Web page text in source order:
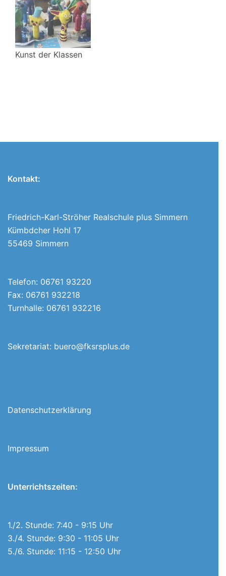
Kunst der Klassen
Kontakt:
Friedrich-Karl-Ströher Realschule plus Simmern
Kümbdcher Hohl 17
55469 Simmern
Telefon: 06761 93220
Fax: 06761 932218
Turnhalle: 06761 932216
Sekretariat: buero@fksrsplus.de
Datenschutzerklärung
Impressum
Unterrichtszeiten:
1./2. Stunde: 7:40 - 9:15 Uhr
3./4. Stunde: 9:30 - 11:05 Uhr
5./6. Stunde: 11:15 - 12:50 Uhr